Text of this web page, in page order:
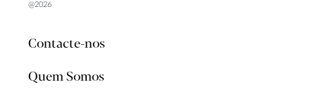
@2026
Contacte-nos
Quem Somos